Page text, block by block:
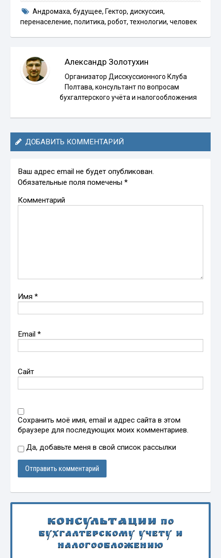
Андромаха, будущее, Гектор, дискуссия,
перенаселение,политика,робот,технологии,человек
Александр Золотухин
Организатор Дисскуссионного Клуба
Полтава, консультант по вопросам
бухгалтерского учёта и налогообложения
ДОБАВИТЬ КОММЕНТАРИЙ
Ваш адрес email не будет опубликован.
Обязательные поля помечены*
Комментарий
Имя*
Email*
Сайт
Сохранить моё имя, email и адрес сайта в этом
браузере для последующих моих комментариев.
Да, добавьте меня в свой список рассылки
Консультации по
бухгалтерскому учету и
налогообложению